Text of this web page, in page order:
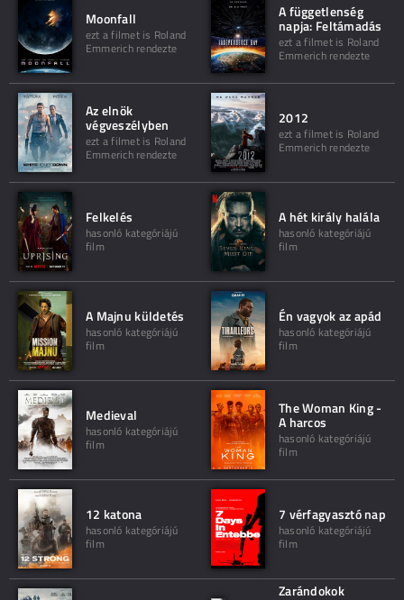
Moonfall
ezt a filmet is Roland
Emmerich rendezte
A függetlenség
napja: Feltámadás
ezt a filmet is Roland
Emmerich rendezte
Az elnök
végveszélyben
ezt a filmet is Roland
Emmerich rendezte
2012
ezt a filmet is Roland
Emmerich rendezte
Felkelés
hasonló kategóriájú
film
A hét király halála
hasonló kategóriájú
film
A Majnu küldetés
hasonló kategóriájú
film
Én vagyok az apád
hasonló kategóriájú
film
Medieval
hasonló kategóriájú
film
The Woman King -
A harcos
hasonló kategóriájú
film
12 katona
hasonló kategóriájú
film
7 vérfagyasztó nap
hasonló kategóriájú
film
Zarándokok